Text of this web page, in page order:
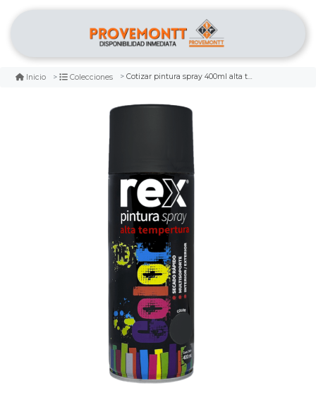
Inicio Colecciones Cotizar pintura spray 400ml alta temperatura color negro marca rex